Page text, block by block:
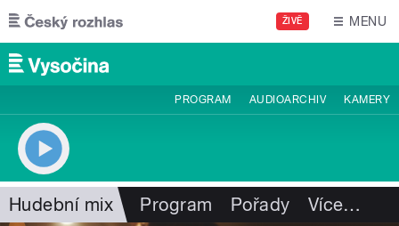
Přejít k hlavnímu obsahu
ŽIVĚ MENU
PROGRAM AUDIOARCHIV KAMERY
Hudební mix Program Pořady Více…